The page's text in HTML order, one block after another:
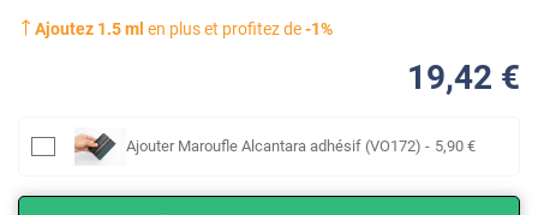
Ajoutez 1.5ml en plus et profitez de-1%
19,42 €
Ajouter Maroufle Alcantara adhésif (VO172) - 5,90 €